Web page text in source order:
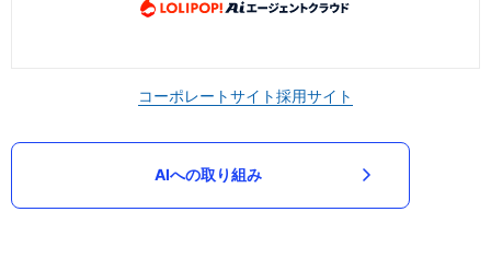
コーポレートサイト採用サイト
AIへの取り組み